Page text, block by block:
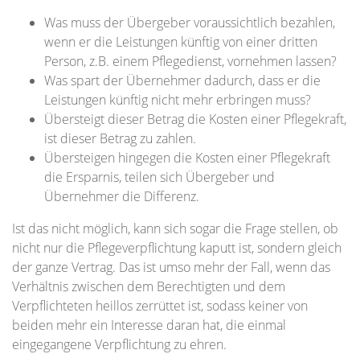
Was muss der Übergeber voraussichtlich bezahlen,
wenn er die Leistungen künftig von einer dritten
Person, z.B. einem Pflegedienst, vornehmen lassen?
Was spart der Übernehmer dadurch, dass er die
Leistungen künftig nicht mehr erbringen muss?
Übersteigt dieser Betrag die Kosten einer Pflegekraft,
ist dieser Betrag zu zahlen.
Übersteigen hingegen die Kosten einer Pflegekraft
die Ersparnis, teilen sich Übergeber und
Übernehmer die Differenz.
Ist das nicht möglich, kann sich sogar die Frage stellen, ob
nicht nur die Pflegeverpflichtung kaputt ist, sondern gleich
der ganze Vertrag. Das ist umso mehr der Fall, wenn das
Verhältnis zwischen dem Berechtigten und dem
Verpflichteten heillos zerrüttet ist, sodass keiner von
beiden mehr ein Interesse daran hat, die einmal
eingegangene Verpflichtung zu ehren.